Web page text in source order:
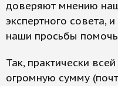
доверяют мнению
экспертного совета,
наши просьбы
Так, практически
огромную сумму